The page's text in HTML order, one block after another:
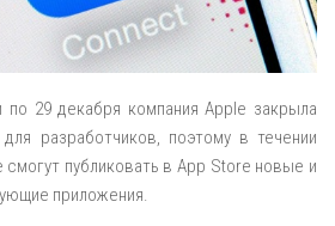
по 29 декабря компания Apple закрыла
разработчиков, поэтому в течении
смогут публиковать в App Store новые и
приложения.